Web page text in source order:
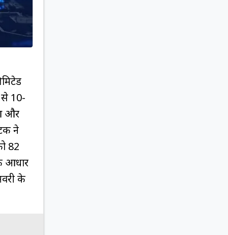
से 10-
और
ने
82
आधार
के